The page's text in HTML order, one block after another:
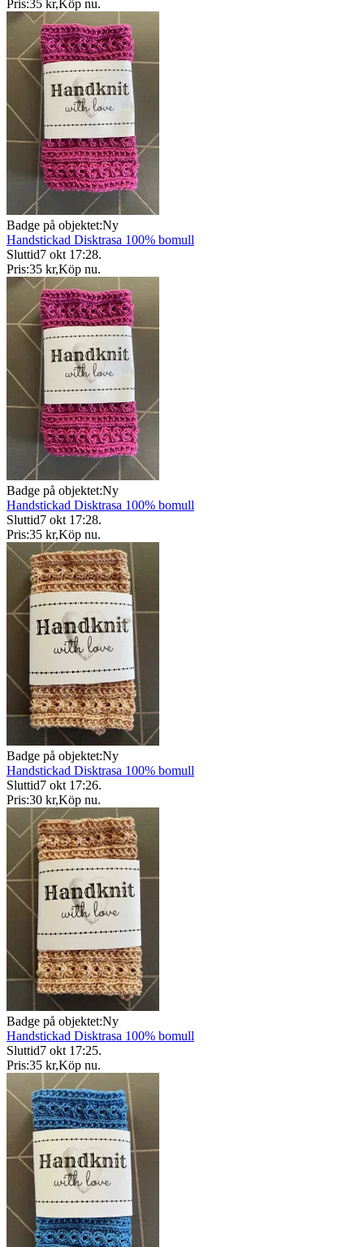
Pris:35 kr, Köp nu.
Badge på objektet:Ny
Handstickad Disktrasa 100% bomull
Sluttid7 okt 17:28.
Pris:35 kr,Köp nu.
Badge på objektet:Ny
Handstickad Disktrasa 100% bomull
Sluttid7 okt 17:28.
Pris:35 kr,Köp nu.
Badge på objektet:Ny
Handstickad Disktrasa 100% bomull
Sluttid7 okt 17:26.
Pris:30 kr,Köp nu.
Badge på objektet:Ny
Handstickad Disktrasa 100% bomull
Sluttid7 okt 17:25.
Pris:35 kr,Köp nu.